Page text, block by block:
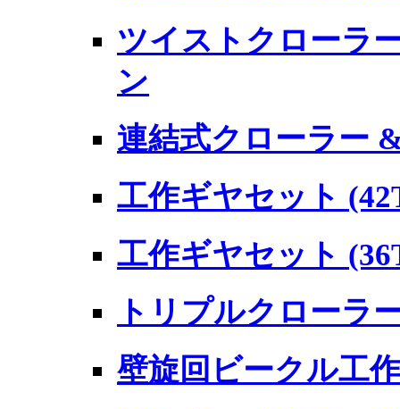
ツイストクローラ
ン
連結式クローラー
工作ギヤセット
工作ギヤセット
トリプルクローラ
壁旋回ビークル工